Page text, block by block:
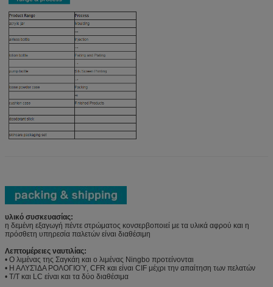
υλικό συσκευασίας:
η δεμένη εξαγωγή πέντε στρώματος κονσερβοποιεί με τα υλικά αφρού και η
πρόσθετη υπηρεσία παλετών είναι διαθέσιμη
Λεπτομέρειες ναυτιλίας:
• Ο λιμένας της Σαγκάη και ο λιμένας Ningbo προτείνονται
• Η ΑΛΥΣΊΔΑ ΡΟΛΟΓΙΟΎ, CFR και είναι CIF μέχρι την απαίτηση των πελατών
• T/T και LC είναι και τα δύο διαθέσιμα